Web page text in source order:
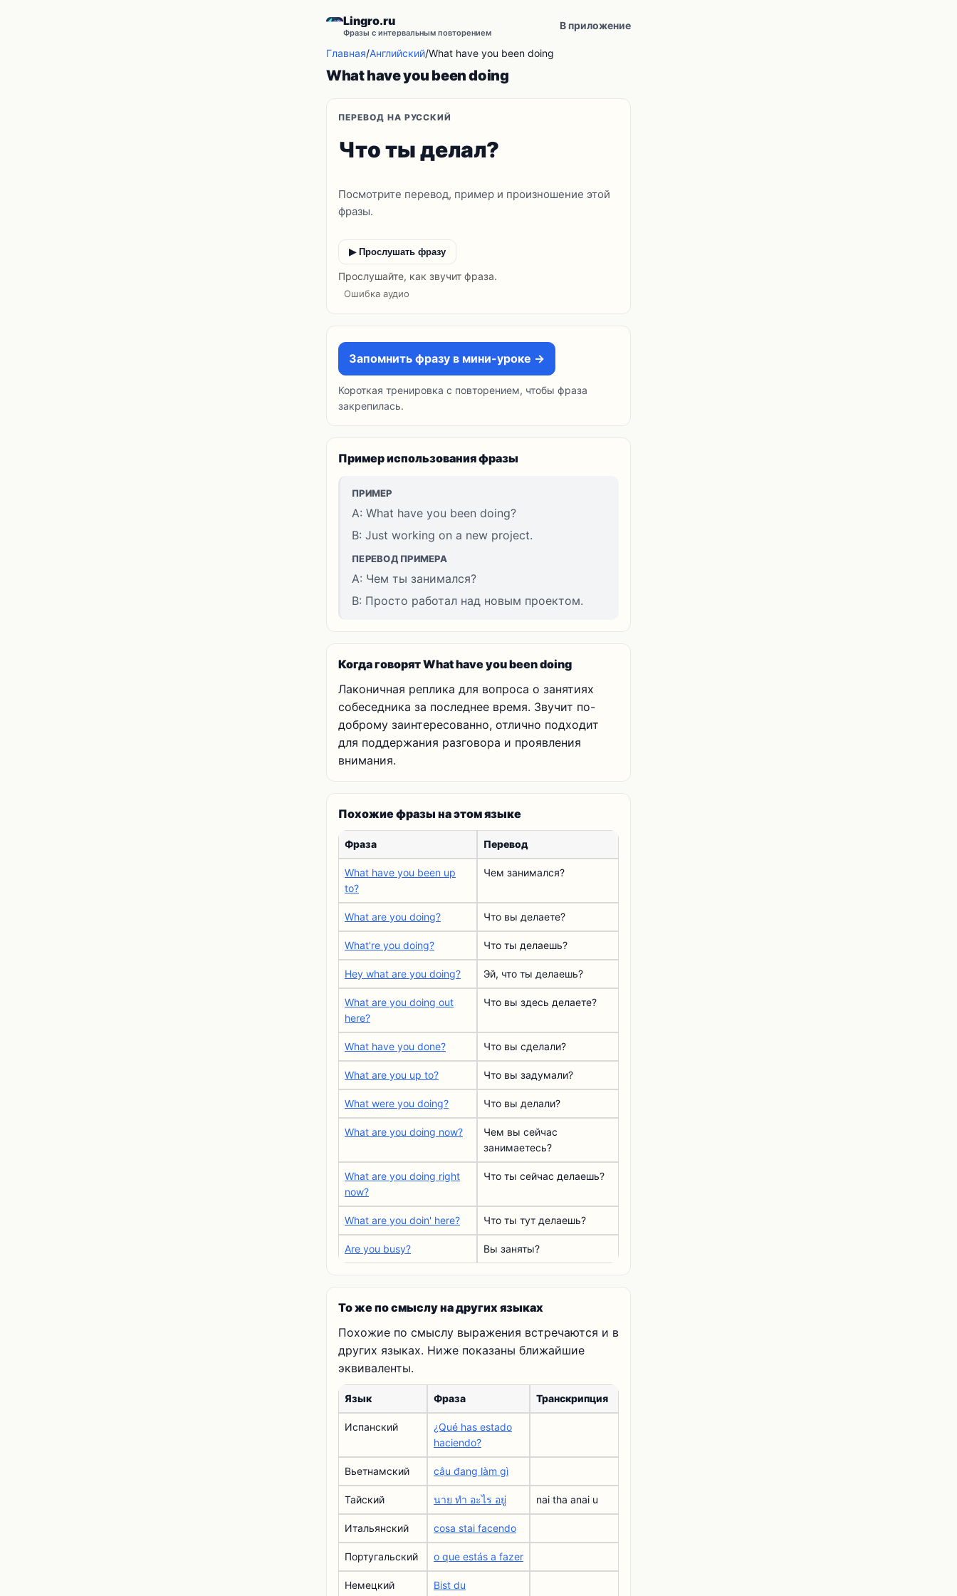
Lingro.ru
Фразы с интервальным повторением
В приложение
Главная/Английский/What have you been doing
What have you been doing
ПЕРЕВОД НА РУССКИЙ
Что ты делал?
Посмотрите перевод, пример и произношение этой
фразы.
▶ Прослушать фразу
Прослушайте, как звучит фраза.
Ошибка аудио
Запомнить фразу в мини-уроке →
Короткая тренировка с повторением, чтобы фраза
закрепилась.
Пример использования фразы
ПРИМЕР
A: What have you been doing?
B: Just working on a new project.
ПЕРЕВОД ПРИМЕРА
A: Чем ты занимался?
B: Просто работал над новым проектом.
Когда говорят What have you been doing
Лаконичная реплика для вопроса о занятиях
собеседника за последнее время. Звучит по-
доброму заинтересованно, отлично подходит
для поддержания разговора и проявления
внимания.
Похожие фразы на этом языке
Фраза Перевод
What have you been up
to?
Чем занимался?
What are you doing? Что вы делаете?
What're you doing? Что ты делаешь?
Hey what are you doing? Эй, что ты делаешь?
What are you doing out
here?
Что вы здесь делаете?
What have you done? Что вы сделали?
What are you up to? Что вы задумали?
What were you doing? Что вы делали?
What are you doing now?
Чем вы сейчас
занимаетесь?
What are you doing right
now?
Что ты сейчас делаешь?
What are you doin' here? Что ты тут делаешь?
Are you busy? Вы заняты?
То же по смыслу на других языках
Похожие по смыслу выражения встречаются и в
других языках. Ниже показаны ближайшие
эквиваленты.
Язык Фраза Транскрипция
Испанский
¿Qué has estado
haciendo?
Вьетнамский cậu đang làm gì
Тайский นาย ทํา อะไร อยู่ nai tha anai u
Итальянский cosa stai facendo
Португальский o que estás a fazer
Немецкий
Bist du